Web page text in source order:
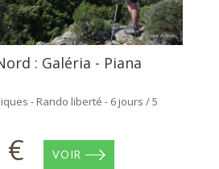
: Galéria - Piana
- Rando liberté - 6 jours / 5
€ VOIR